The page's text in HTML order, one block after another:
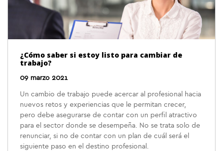
¿Cómo saber si estoy listo para cambiar de
trabajo?
09 marzo 2021
Un cambio de trabajo puede acercar al profesional hacia
nuevos retos y experiencias que le permitan crecer,
pero debe asegurarse de contar con un perfil atractivo
para el sector donde se desempeña. No se trata solo de
renunciar, si no de contar con un plan de cuál será el
siguiente paso en el destino profesional.